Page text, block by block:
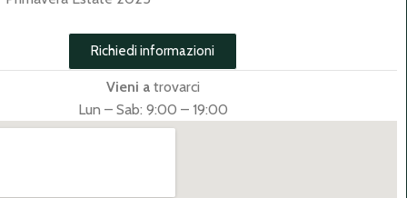
Richiedi informazioni
Vieni atrovarci
Lun – Sab: 9:00 – 19:00